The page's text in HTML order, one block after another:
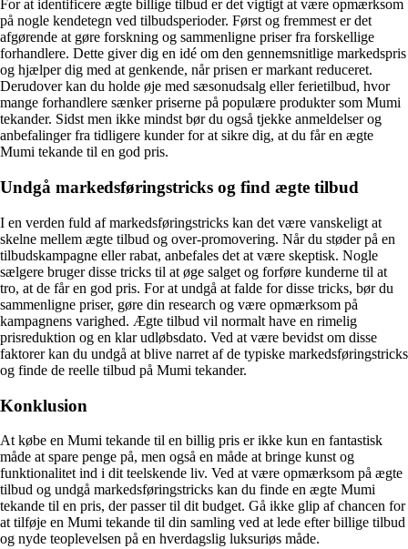
For at identificere ægte billige tilbud er det vigtigt at være opmærksom
på nogle kendetegn ved tilbudsperioder. Først og fremmest er det
afgørende at gøre forskning og sammenligne priser fra forskellige
forhandlere. Dette giver dig en idé om den gennemsnitlige markedspris
og hjælper dig med at genkende, når prisen er markant reduceret.
Derudover kan du holde øje med sæsonudsalg eller ferietilbud, hvor
mange forhandlere sænker priserne på populære produkter som Mumi
tekander. Sidst men ikke mindst bør du også tjekke anmeldelser og
anbefalinger fra tidligere kunder for at sikre dig, at du får en ægte
Mumi tekande til en god pris.
Undgå markedsføringstricks og find ægte tilbud
I en verden fuld af markedsføringstricks kan det være vanskeligt at
skelne mellem ægte tilbud og over-promovering. Når du støder på en
tilbudskampagne eller rabat, anbefales det at være skeptisk. Nogle
sælgere bruger disse tricks til at øge salget og forføre kunderne til at
tro, at de får en god pris. For at undgå at falde for disse tricks, bør du
sammenligne priser, gøre din research og være opmærksom på
kampagnens varighed. Ægte tilbud vil normalt have en rimelig
prisreduktion og en klar udløbsdato. Ved at være bevidst om disse
faktorer kan du undgå at blive narret af de typiske markedsføringstricks
og finde de reelle tilbud på Mumi tekander.
Konklusion
At købe en Mumi tekande til en billig pris er ikke kun en fantastisk
måde at spare penge på, men også en måde at bringe kunst og
funktionalitet ind i dit teelskende liv. Ved at være opmærksom på ægte
tilbud og undgå markedsføringstricks kan du finde en ægte Mumi
tekande til en pris, der passer til dit budget. Gå ikke glip af chancen for
at tilføje en Mumi tekande til din samling ved at lede efter billige tilbud
og nyde teoplevelsen på en hverdagslig luksuriøs måde.